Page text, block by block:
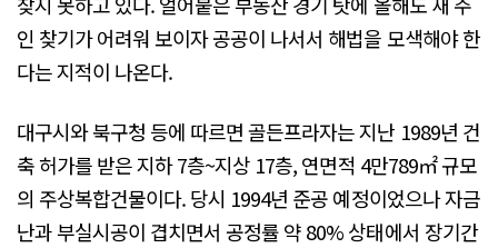
인 찾기가 어려워 보이자 공공이 나서서 해법을 모색해야 한
다는 지적이 나온다.
대구시와 북구청 등에 따르면 골든프라자는 지난 1989년 건
축 허가를 받은 지하 7층~지상 17층, 연면적 4만789㎡ 규모
의 주상복합건물이다. 당시 1994년 준공 예정이었으나 자금
난과 부실시공이 겹치면서 공정률 약 80% 상태에서 장기간